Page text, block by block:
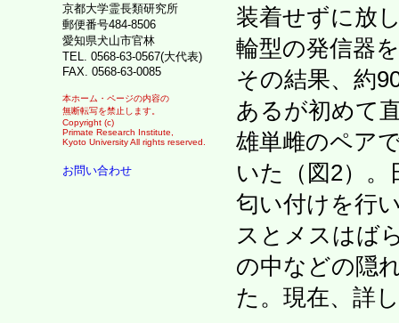
京都大学霊長類研究所
郵便番号484-8506
愛知県犬山市官林
TEL. 0568-63-0567(大代表)
FAX. 0568-63-0085
本ホーム・ページの内容の
無断転写を禁止します。
Copyright (c)
Primate Research Institute,
Kyoto University All rights reserved.
お問い合わせ
装着せずに放
輪型の発信器
その結果、約
あるが初めて
雄単雌のペア
いた（図2）。
匂い付けを行
スとメスはば
の中などの隠
た。現在、詳